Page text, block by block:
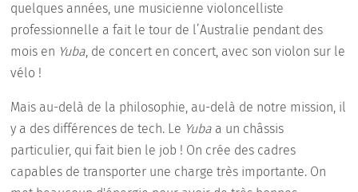
quelques années, une musicienne violoncelliste
professionnelle a fait le tour de l’Australie pendant des
mois en Yuba, de concert en concert, avec son violon sur le
vélo !
Mais au-delà de la philosophie, au-delà de notre mission, il
y a des différences de tech. Le Yuba a un châssis
particulier, qui fait bien le job ! On crée des cadres
capables de transporter une charge très importante. On